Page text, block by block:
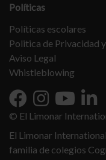
Políticas
Políticas escolares
Politica de Privacidad
Aviso Legal
Whistleblowing
© El Limonar
El Limonar
familia de colegios